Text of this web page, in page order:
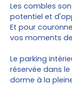
Les combles
potentiel et
Et pour
vos moments
Le parking
réservée dans
dorme à la